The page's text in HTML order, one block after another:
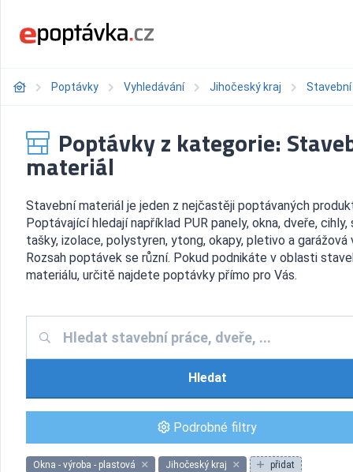
Poptávky Vyhledávání Jihočeský kraj
Poptávky z kategorie:
materiál
Stavební materiál je jeden z nejčastěji poptávaných
Poptávající hledají například PUR panely, okna, dveře,
tašky, izolace, polystyren, ytong, okapy, pletivo a garážová
Rozsah poptávek se různí. Pokud podnikáte v oblasti
materiálu, určitě najdete poptávky přímo pro Vás.
Hledat
Podrobné filtry
Okna - výroba - plastová Jihočeský kraj
přidat